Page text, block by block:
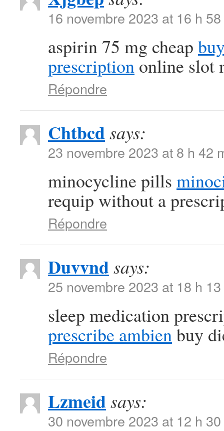
16 novembre 2023 at 16 h
aspirin 75 mg cheap
prescription online slot
Répondre
Chtbcdsays:
23 novembre 2023 at 8 h 42
minocycline pills
requip without a
Répondre
Duvvndsays:
25 novembre 2023 at 18 h
sleep medication
prescribe ambienbuy
Répondre
Lzmeidsays:
30 novembre 2023 at 12 h